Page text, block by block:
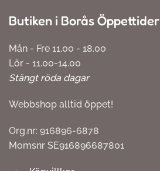
Butiken i Borås Öppettider
Mån - Fre 11.00 - 18.00
Lör - 11.00-14.00
Stängt röda dagar
Webbshop alltid öppet!
Org.nr: 916896-6878
Momsnr SE916896687801